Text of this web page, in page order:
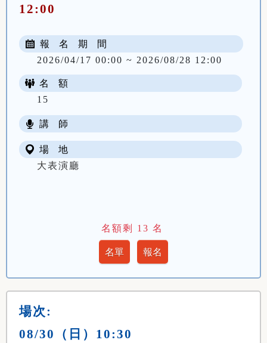
12:00
報 名 期 間
2026/04/17 00:00 ~ 2026/08/28 12:00
名 額
15
講 師
場 地
大表演廳
名額剩 13 名
場次:
08/30（日）10:30